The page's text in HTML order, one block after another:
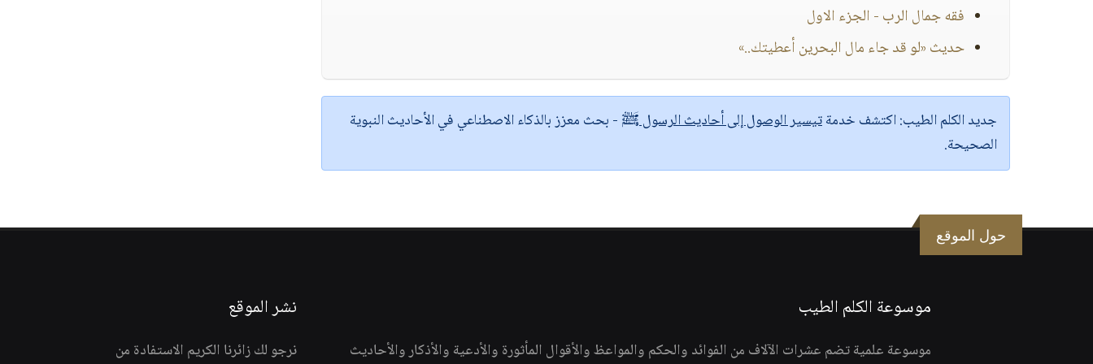
فقه جمال الرب - الجزء الاول
حديث «لو قد جاء مال البحرين أعطيتك..»
جديد الكلم الطيب:اكتشف خدمةتيسير الوصول إلى أحاديث الرسول ﷺ - بحث معزز بالذكاء الاصطناعي في الأحاديث النبوية
الصحيحة.
حول الموقع
موسوعة الكلم الطيب
موسوعة علمية تضم عشرات الآلاف من الفوائد والحكم والمواعظ والأقوال المأثورة والأدعية والأذكار والأحاديث
نشر الموقع
نرجو لك زائرنا الكريم الاستفادة من